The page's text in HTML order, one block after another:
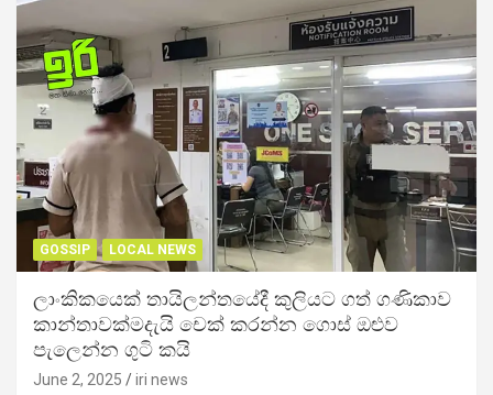
GOSSIP LOCAL NEWS
ලාංකිකයෙක් තායිලන්තයේදී කුලියට ගත් ගණිකාව
කාන්තාවක්මදැයි චෙක් කරන්න ගොස් ඔළුව
පැලෙන්න ගුටි කයි
June 2, 2025 iri news